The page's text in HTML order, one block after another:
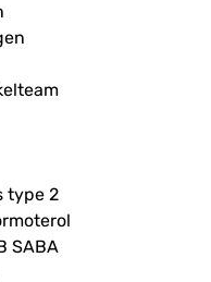
type 2
SABA